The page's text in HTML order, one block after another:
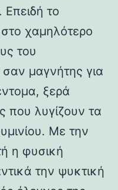
Επειδή το
χαμηλότερο
του
σαν μαγνήτης για
ξερά
που λυγίζουν τα
Με την
η φυσική
την ψυκτική